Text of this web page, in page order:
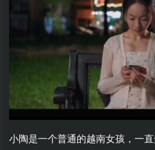
小陶是一个普通的越南女孩，一